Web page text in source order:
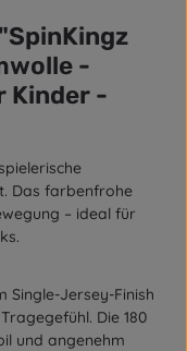
-
Kinder -
Das farbenfrohe
– ideal für
Single-Jersey-Finish
Die 180
und angenehm